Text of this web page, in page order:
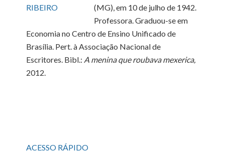
(MG), em 10 de julho de 1942.
Professora. Graduou-se em
Economia no Centro de Ensino Unificado de
Brasília. Pert. à Associação Nacional de
Escritores. Bibl.: A menina que roubava mexerica,
2012.
ACESSO RÁPIDO